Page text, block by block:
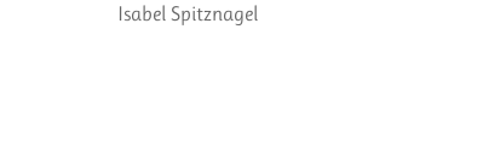
Isabel Spitznagel